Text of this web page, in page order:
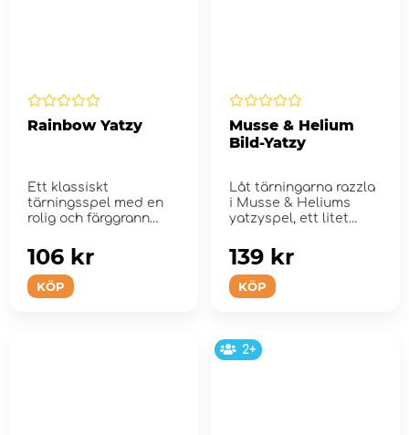
Rainbow Yatzy
Ett klassiskt
tärningsspel med en
rolig och färggrann
KÖP
106 kr
Musse & Helium
Bild-Yatzy
Låt tärningarna razzla
i Musse & Heliums
yatzyspel, ett litet
KÖP
139 kr
2+